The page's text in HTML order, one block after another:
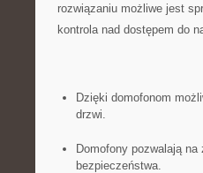
rozwiązaniu ⁢możliwe ‍jest
⁢kontrola nad dostępem do
Dzięki domofonom
drzwi.
Domofony pozwalają
bezpieczeństwa.